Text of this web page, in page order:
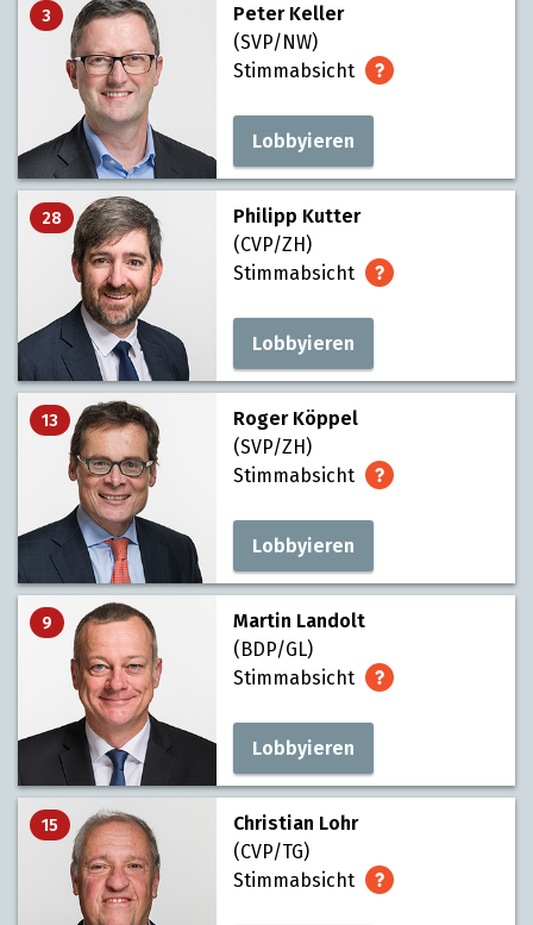
3
Peter Keller
(SVP/NW)
Stimmabsicht
Lobbyieren
28
Philipp Kutter
(CVP/ZH)
Stimmabsicht
Lobbyieren
13
Roger Köppel
(SVP/ZH)
Stimmabsicht
Lobbyieren
9
Martin Landolt
(BDP/GL)
Stimmabsicht
Lobbyieren
15
Christian Lohr
(CVP/TG)
Stimmabsicht